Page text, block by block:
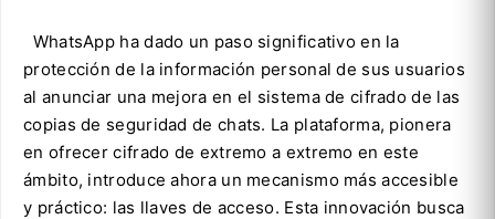
WhatsApp ha dado un paso significativo en la
protección de la información personal de sus usuarios
al anunciar una mejora en el sistema de cifrado de las
copias de seguridad de chats. La plataforma, pionera
en ofrecer cifrado de extremo a extremo en este
ámbito, introduce ahora un mecanismo más accesible
y práctico: las llaves de acceso. Esta innovación busca